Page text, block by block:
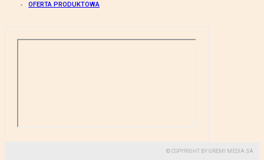
OFERTA PRODUKTOWA
© COPYRIGHT BY GREMI MEDIA SA